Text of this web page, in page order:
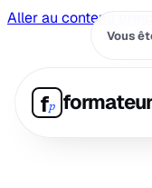
Aller au contenu
Vous
fp